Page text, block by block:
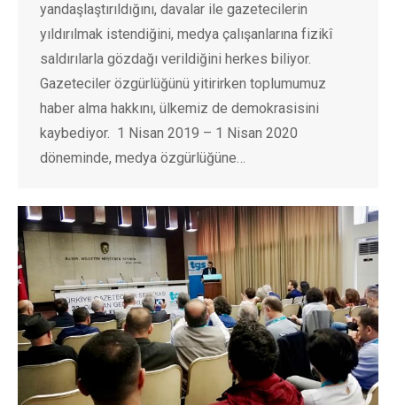
yandaşlaştırıldığını, davalar ile gazetecilerin
yıldırılmak istendiğini, medya çalışanlarına fizikî
saldırılarla gözdağı verildiğini herkes biliyor.
Gazeteciler özgürlüğünü yitirirken toplumumuz
haber alma hakkını, ülkemiz de demokrasisini
kaybediyor. 1 Nisan 2019 – 1 Nisan 2020
döneminde, medya özgürlüğüne…